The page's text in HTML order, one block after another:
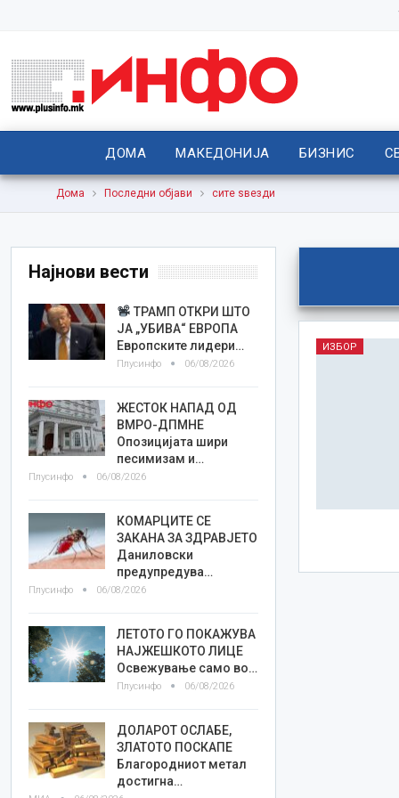
ДОМА МАКЕДОНИЈА БИЗНИС
Дома Последни објави сите ѕвезди
ИЗБОР
Најнови вести
ТРАМП ОТКРИ ШТО
ЈА „УБИВА“ ЕВРОПА
Европските лидери…
Плусинфо 06/08/2026
ЖЕСТОК НАПАД ОД
ВМРО-ДПМНЕ
Опозицијата шири
песимизам и…
Плусинфо 06/08/2026
КОМАРЦИТЕ СЕ
ЗАКАНА ЗА ЗДРАВЈЕТО
Даниловски
предупредува…
Плусинфо 06/08/2026
ЛЕТОТО ГО ПОКАЖУВА
НАЈЖЕШКОТО ЛИЦE
Освежување само во…
Плусинфо 06/08/2026
ДОЛАРОТ ОСЛАБЕ,
ЗЛАТОТО ПОСКАПЕ
Благородниот метал
достигна…